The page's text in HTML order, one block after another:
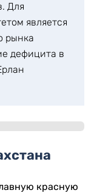
Для
является
рынка
дефицита в
красную